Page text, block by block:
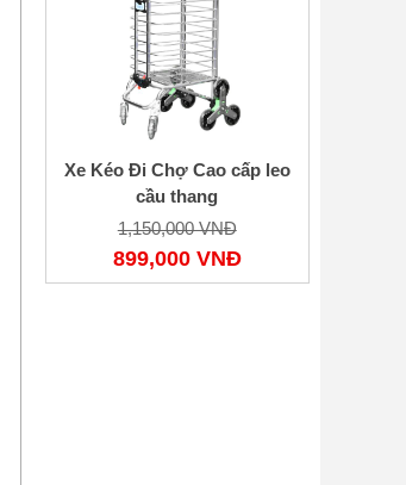
Xe Kéo Đi Chợ Cao cấp leo
cầu thang
1,150,000 VNĐ
899,000 VNĐ